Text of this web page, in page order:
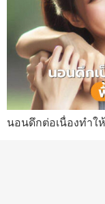
นอนดึกต่อเนื่องทำใ